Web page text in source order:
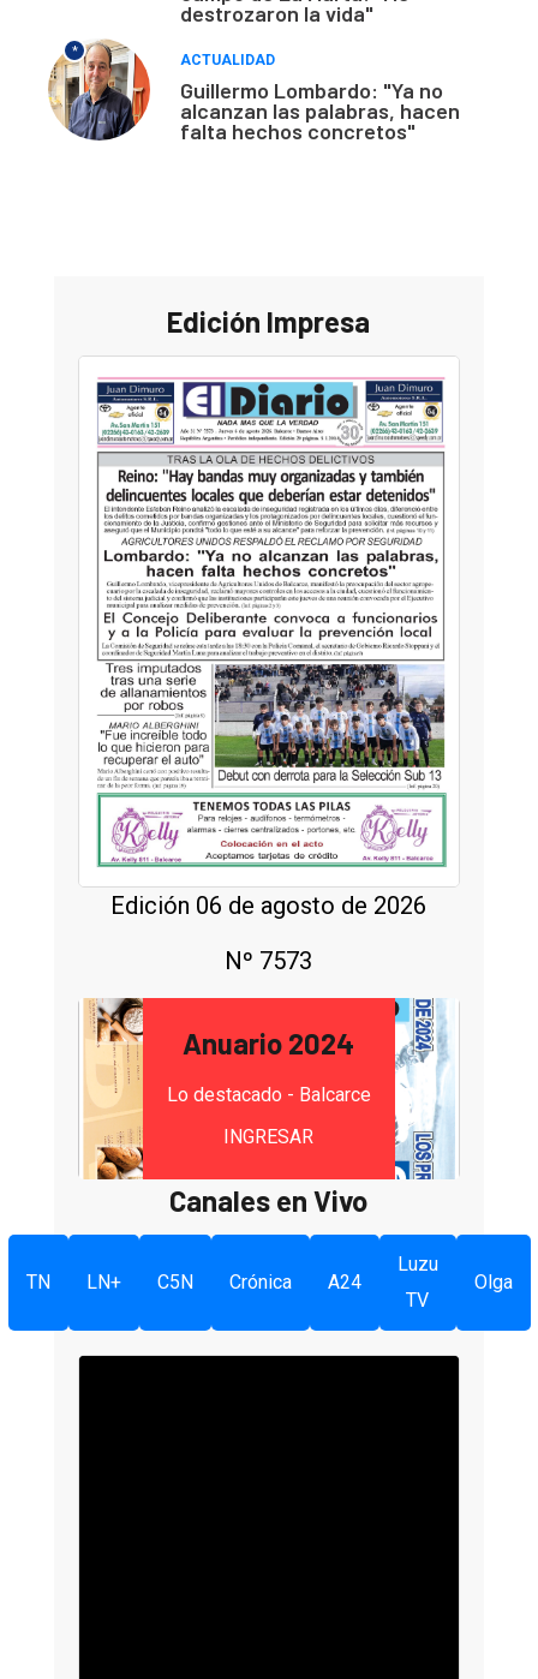
destrozaron la vida"
*
ACTUALIDAD
Guillermo Lombardo: "Ya no
alcanzan las palabras, hacen
falta hechos concretos"
Edición Impresa
Edición 06 de agosto de 2026
Nº 7573
Anuario 2024
Lo destacado - Balcarce
INGRESAR
Canales en Vivo
TN LN+ C5N Crónica A24
Luzu
TV
Olga